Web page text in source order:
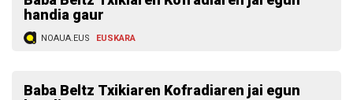
handia gaur
NOAUA.EUS EUSKARA
Baba Beltz Txikiaren Kofradiaren jai egun